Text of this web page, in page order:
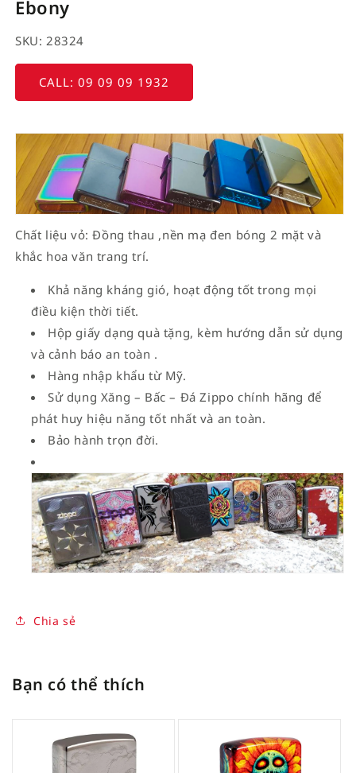
Ebony
SKU: 28324
CALL: 09 09 09 1932
Chất liệu vỏ: Đồng thau ,nền mạ đen bóng 2 mặt và
khắc hoa văn trang trí.
Khả năng kháng gió, hoạt động tốt trong mọi
điều kiện thời tiết.
Hộp giấy dạng quà tặng, kèm hướng dẫn sử dụng
và cảnh báo an toàn .
Hàng nhập khẩu từ Mỹ.
Sử dụng Xăng – Bấc – Đá Zippo chính hãng để
phát huy hiệu năng tốt nhất và an toàn.
Bảo hành trọn đời.
Chia sẻ
Bạn có thể thích